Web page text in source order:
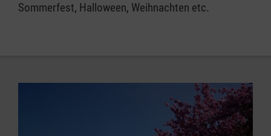
Sommerfest, Halloween, Weihnachten etc.